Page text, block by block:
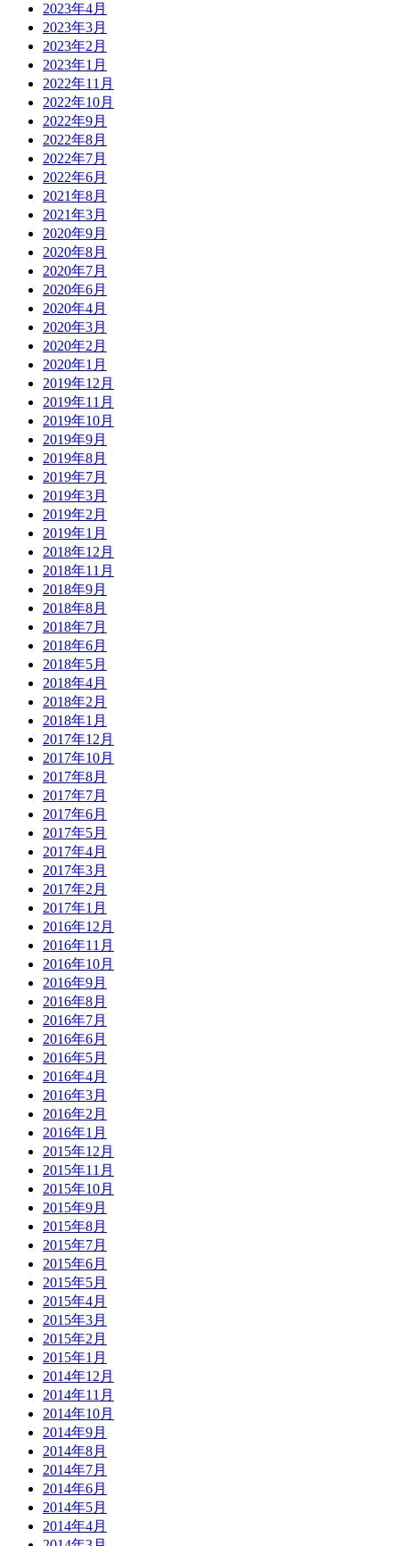
2023年4月
2023年3月
2023年2月
2023年1月
2022年11月
2022年10月
2022年9月
2022年8月
2022年7月
2022年6月
2021年8月
2021年3月
2020年9月
2020年8月
2020年7月
2020年6月
2020年4月
2020年3月
2020年2月
2020年1月
2019年12月
2019年11月
2019年10月
2019年9月
2019年8月
2019年7月
2019年3月
2019年2月
2019年1月
2018年12月
2018年11月
2018年9月
2018年8月
2018年7月
2018年6月
2018年5月
2018年4月
2018年2月
2018年1月
2017年12月
2017年10月
2017年8月
2017年7月
2017年6月
2017年5月
2017年4月
2017年3月
2017年2月
2017年1月
2016年12月
2016年11月
2016年10月
2016年9月
2016年8月
2016年7月
2016年6月
2016年5月
2016年4月
2016年3月
2016年2月
2016年1月
2015年12月
2015年11月
2015年10月
2015年9月
2015年8月
2015年7月
2015年6月
2015年5月
2015年4月
2015年3月
2015年2月
2015年1月
2014年12月
2014年11月
2014年10月
2014年9月
2014年8月
2014年7月
2014年6月
2014年5月
2014年4月